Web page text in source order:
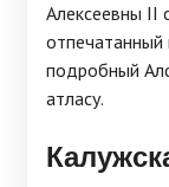
Алексеевны II
отпечатанный
подробный
атласу.